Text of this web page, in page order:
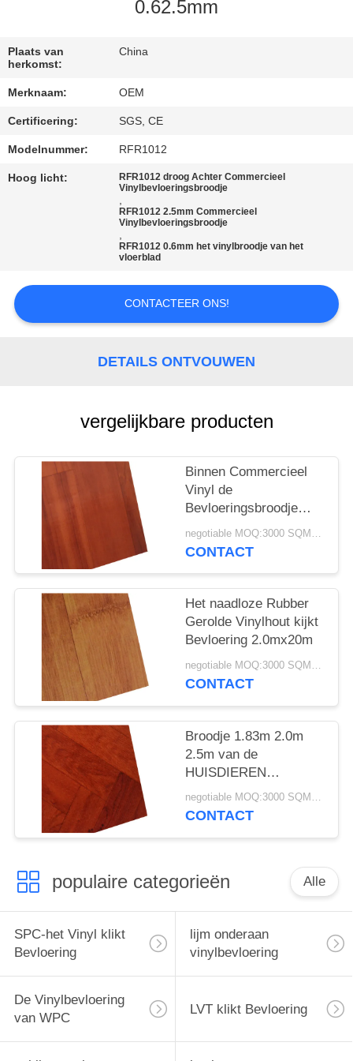
EEN
CITAAT
POLICY
0.62.5mm
Plaats van
herkomst:
China
Merknaam: OEM
Certificering: SGS, CE
Modelnummer: RFR1012
Hoog licht:
RFR1012 droog Achter Commercieel
Vinylbevloeringsbroodje
,
RFR1012 2.5mm Commercieel
Vinylbevloeringsbroodje
,
RFR1012 0.6mm het vinylbroodje van het
vloerblad
CONTACTEER ONS!
DETAILS ONTVOUWEN
vergelijkbare producten
Binnen Commercieel
Vinyl de
Bevloeringsbroodje
0.62.5mm van pvc
negotiable MOQ:3000 SQM PER KLEUR
CONTACT
Het naadloze Rubber
Gerolde Vinylhout kijkt
Bevloering 2.0mx20m
negotiable MOQ:3000 SQM PER KLEUR
CONTACT
Broodje 1.83m 2.0m
2.5m van de
HUISDIEREN
Commercieel
Vinylbevloering
negotiable MOQ:3000 SQM PER KLEUR
CONTACT
populaire categorieën Alle
SPC-het Vinyl klikt
Bevloering
lijm onderaan
vinylbevloering
De Vinylbevloering
van WPC
LVT klikt Bevloering